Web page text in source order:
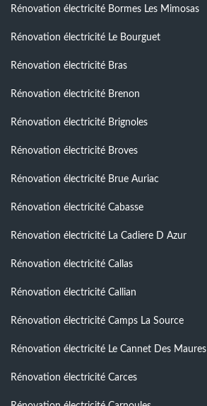
Rénovation électricité Bormes Les Mimosas
Rénovation électricité Le Bourguet
Rénovation électricité Bras
Rénovation électricité Brenon
Rénovation électricité Brignoles
Rénovation électricité Broves
Rénovation électricité Brue Auriac
Rénovation électricité Cabasse
Rénovation électricité La Cadiere D Azur
Rénovation électricité Callas
Rénovation électricité Callian
Rénovation électricité Camps La Source
Rénovation électricité Le Cannet Des Maures
Rénovation électricité Carces